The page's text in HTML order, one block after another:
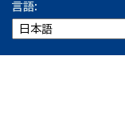
言語